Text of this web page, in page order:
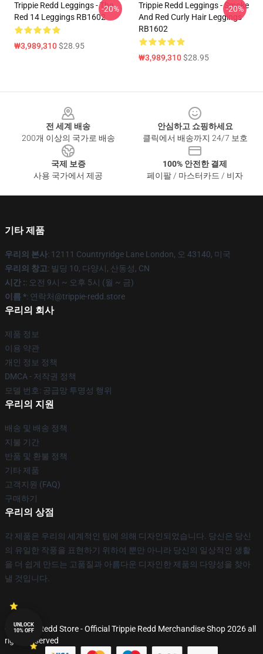
Trippie Redd Leggings - The
Red 14 Leggings RB1602
₩3,989,310$28.95
-20%
Trippie Redd Leggings - Smoke
And Red Curly Hair Leggings
RB1602
₩3,989,310$28.95
-20%
전 세계 배송
200개 이상의 국가로 배송
안심하고 쇼핑하세요
클릭에서 배송까지 24/7 보호
국제 보증
사용 국가에서 제공
100% 안전한 결제
페이팔 / 마스터카드 / 비자
기타 제품
우리의 본사: 12111 Countryridge Lane London, 오 43140, 미국
우리의 창고: 빌딩 10, 다양시, 산동성, CN
시간 :: 오전 9시 ~ 오후 5시 (월 ~ 금)
이름 *: 연락처@trippie-redd.store
우리의 회사
제품 정보
이용 약관
개인 정보 정책
DMCA - 저작권 정책
모델 번호: 공급망 투명성 행위
우리의 지원
배송 및 배송 정책
지불 기간
반품 및 환불 정책
기타 제품
고객지원 (FAQ)
구매하기
우리의 상점
각 제품은 우리의 세계적인 팀에 의해 디자인되었습니다. 당신은 당신
의 유일한 작풍을 표현하기 위하여 뿐만 아니라 당신의 일상적인 생활
을 더 쉽게 만드는 고품질과 아름다운 디자인한 제품의 다양성을 찾아
낼 것입니다.
© Trippie Redd Store - Official Trippie Redd Merchandise Shop 2026 all
rights reserved
UNLOCK
10% OFF